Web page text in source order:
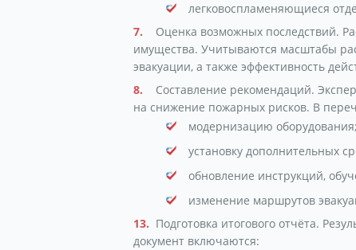
легковоспламеняющиеся
Оценка возможных последствий.
имущества. Учитываются масштабы
эвакуации, а также эффективность
Составление рекомендаций.
на снижение пожарных рисков. В
модернизацию оборудования;
установку дополнительных
обновление инструкций,
изменение маршрутов
Подготовка итогового отчёта.
документ включаются: